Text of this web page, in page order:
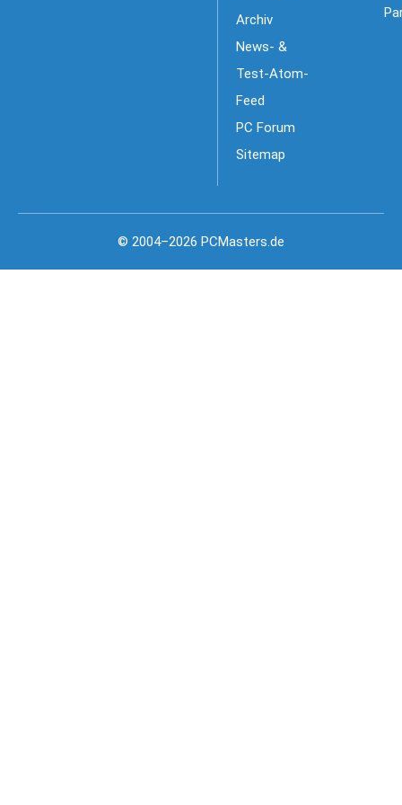
Archiv
News- &
Test-Atom-
Feed
PC Forum
Sitemap
© 2004–2026 PCMasters.de